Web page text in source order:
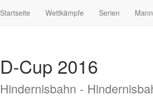
Startseite Wettkämpfe Serien
D-Cup 2016
Hindernisbahn -